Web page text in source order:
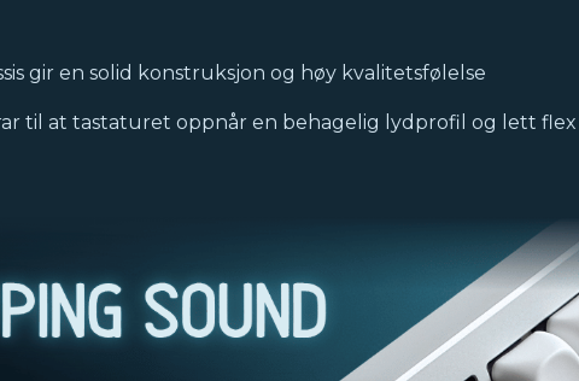
gir en solid konstruksjon og høy kvalitetsfølelse
til at tastaturet oppnår en behagelig lydprofil og lett